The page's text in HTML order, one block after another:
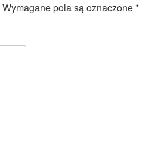
Wymagane pola są oznaczone*